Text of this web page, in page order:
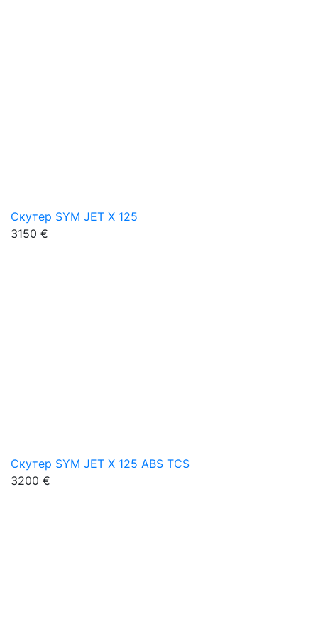
Скутер SYM JET X 125
3150 €
Скутер SYM JET X 125 ABS TCS
3200 €